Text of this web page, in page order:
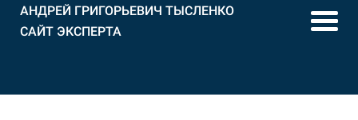
АНДРЕЙ ГРИГОРЬЕВИЧ ТЫСЛЕНКО
САЙТ ЭКСПЕРТА